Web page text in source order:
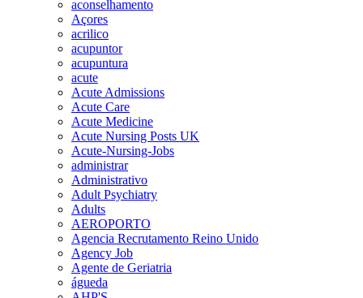
aconselhamento
Açores
acrilico
acupuntor
acupuntura
acute
Acute Admissions
Acute Care
Acute Medicine
Acute Nursing Posts UK
Acute-Nursing-Jobs
administrar
Administrativo
Adult Psychiatry
Adults
AEROPORTO
Agencia Recrutamento Reino Unido
Agency Job
Agente de Geriatria
águeda